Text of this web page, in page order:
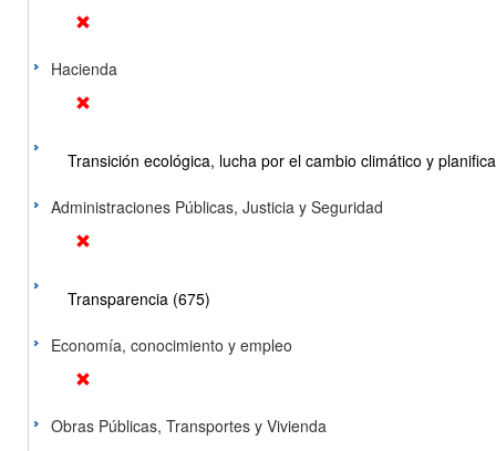
Hacienda
Transición ecológica, lucha por el cambio climático y
Administraciones Públicas, Justicia y Seguridad
Transparencia (675)
Economía, conocimiento y empleo
Obras Públicas, Transportes y Vivienda